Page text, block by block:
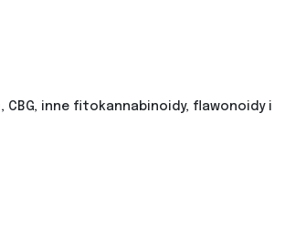
, CBG, inne fitokannabinoidy, flawonoidy i